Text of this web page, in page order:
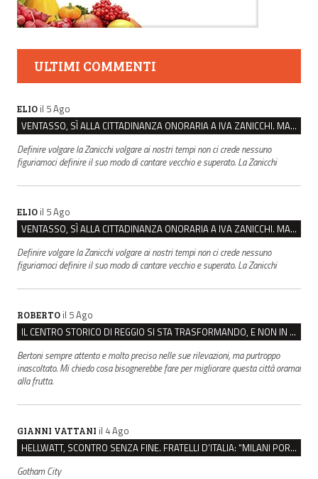
ULTIMI COMMENTI
ELIO il 5 Ago
VENTASSO, SÌ ALLA CITTADINANZA ONORARIA A IVA ZANICCHI. MA BARGIACCHI: “È DI PESSIMO GUSTO”
Definire volgare la Zanicchi volgare ai nostri tempi non ci crede nessuno
figuriamoci definire il suo modo di cantare vecchio e superato. La Zanicchi
ELIO il 5 Ago
VENTASSO, SÌ ALLA CITTADINANZA ONORARIA A IVA ZANICCHI. MA BARGIACCHI: “È DI PESSIMO GUSTO”
Definire volgare la Zanicchi volgare ai nostri tempi non ci crede nessuno
figuriamoci definire il suo modo di cantare vecchio e superato. La Zanicchi
ROBERTO il 5 Ago
IL CENTRO STORICO DI REGGIO SI STA TRASFORMANDO, E NON IN MEGLIO
Bertoni sempre attento e molto preciso nelle sue rilevazioni, ma purtroppo
inascoltato. Mi chiedo cosa bisognerebbe fare per migliorare questa città oramai
alla frutta.
GIANNI VATTANI il 4 Ago
HELLWATT, SCONTRO SENZA FINE. FRATELLI D’ITALIA: “MILANI PORTA DOCUMENTI, DE FRANCO INSULTI”
Gotham City